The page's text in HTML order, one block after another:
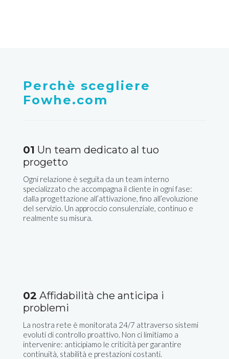
Perchè scegliere
Fowhe.com
01 Un team dedicato al tuo
progetto
Ogni relazione è seguita da un team interno
specializzato che accompagna il cliente in ogni fase:
dalla progettazione all’attivazione, fino all’evoluzione
del servizio. Un approccio consulenziale, continuo e
realmente su misura.
02 Affidabilità che anticipa i
problemi
La nostra rete è monitorata 24/7 attraverso sistemi
evoluti di controllo proattivo. Non ci limitiamo a
intervenire: anticipiamo le criticità per garantire
continuità, stabilità e prestazioni costanti.